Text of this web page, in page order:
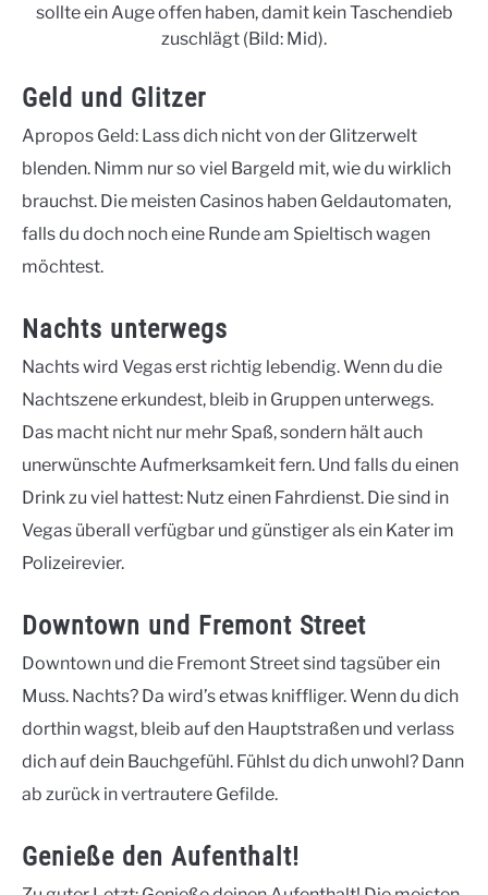
sollte ein Auge offen haben, damit kein Taschendieb
zuschlägt (Bild: Mid).
Geld und Glitzer
Apropos Geld: Lass dich nicht von der Glitzerwelt
blenden. Nimm nur so viel Bargeld mit, wie du wirklich
brauchst. Die meisten Casinos haben Geldautomaten,
falls du doch noch eine Runde am Spieltisch wagen
möchtest.
Nachts unterwegs
Nachts wird Vegas erst richtig lebendig. Wenn du die
Nachtszene erkundest, bleib in Gruppen unterwegs.
Das macht nicht nur mehr Spaß, sondern hält auch
unerwünschte Aufmerksamkeit fern. Und falls du einen
Drink zu viel hattest: Nutz einen Fahrdienst. Die sind in
Vegas überall verfügbar und günstiger als ein Kater im
Polizeirevier.
Downtown und Fremont Street
Downtown und die Fremont Street sind tagsüber ein
Muss. Nachts? Da wird’s etwas kniffliger. Wenn du dich
dorthin wagst, bleib auf den Hauptstraßen und verlass
dich auf dein Bauchgefühl. Fühlst du dich unwohl? Dann
ab zurück in vertrautere Gefilde.
Genieße den Aufenthalt!